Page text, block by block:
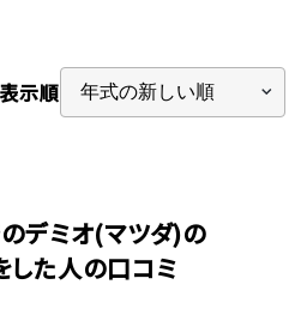
表示順
デミオ(マツダ)の
た人の口コミ